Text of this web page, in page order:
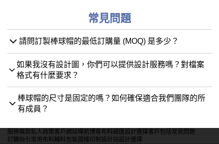
常見問題
請問訂製棒球帽的最低訂購量 (MOQ) 是多少？
如果我沒有設計圖，你們可以提供設計服務嗎？對檔案
格式有什麼要求？
棒球帽的尺寸是固定的嗎？如何確保適合我們團隊的所
有成員？
服務條款私人政策客戶 網站導航博客布料總匯設計選擇客戶包括常見問題
訂購指引 常用布料輔料包裝 圖樣印制 設計站設計選擇